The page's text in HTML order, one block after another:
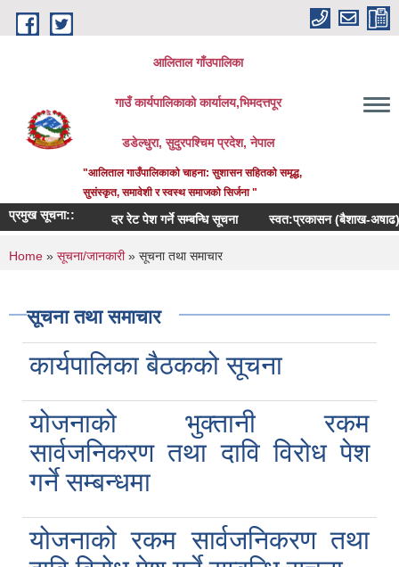
Skip to main content
आलिताल गाँउपालिका
गाउँ कार्यपालिकाको कार्यालय,भिमदत्तपूर
डडेल्धुरा, सुदुरपश्चिम प्रदेश, नेपाल
"आलिताल गाउँपालिकाको चाहना: सुशासन सहितको समृद्ध,
सुसंस्कृत, समावेशी र स्वस्थ समाजको सिर्जना "
प्रमुख सूचना:: दर रेट पेश गर्ने सम्बन्धि सूचना स्वत:प्रकासन (बैशाख-अषाढ) २०८३
You are here
Home » सूचना/जानकारी» सूचना तथा समाचार
सूचना तथा समाचार
कार्यपालिका बैठकको सूचना
योजनाको भुक्तानी रकम
सार्वजनिकरण तथा दावि विरोध पेश
गर्ने सम्बन्धमा
योजनाको रकम सार्वजनिकरण तथा